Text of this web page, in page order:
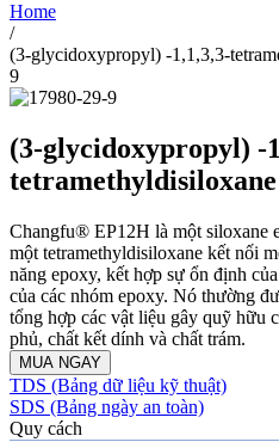
Home
/
(3-glycidoxypropyl) -1,1,3,3-
9
(3-glycidoxypropyl) -
Changfu® EP12H là một siloxane
một tetramethyldisiloxane kết nối
năng epoxy, kết hợp sự ổn định
của các nhóm epoxy. Nó thường
tổng hợp các vật liệu gây quỹ hữu
phủ, chất kết dính và chất trám.
MUA NGAY
TDS (Bảng dữ liệu kỹ thuật)
SDS (Bảng ngày an toàn)
Quy cách